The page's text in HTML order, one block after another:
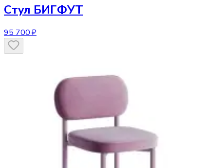
Стул БИГФУТ
95 700 ₽